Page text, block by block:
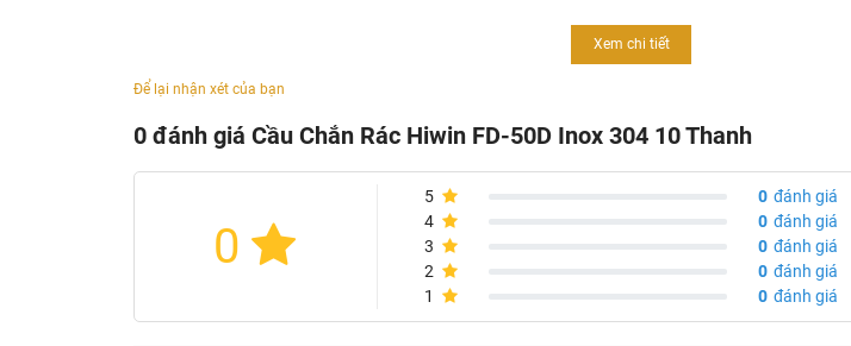
Thiết kế tối giản, rãnh ngăn nước dày
Độ dày: 3mm
Phù hợp với sân vườn, ban công,...
Xuất Xứ Cầu Chắc Rác Hiwin FD-50D
Công nghệ: Châu Âu
Xem chi tiết
Để lại nhận xét của bạn
0 đánh giá Cầu Chắn Rác Hiwin FD-50D Inox 304 10 Thanh
0
5 0 đánh giá
4
0 đánh giá
3
0 đánh giá
2
0 đánh giá
1
0 đánh giá